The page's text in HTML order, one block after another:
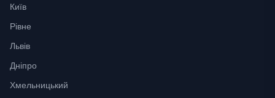
Київ
Рівне
Львів
Дніпро
Хмельницький